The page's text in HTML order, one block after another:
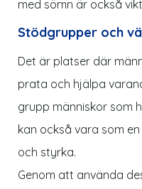
med sömn är också
Stödgrupper och
Det är platser där
prata och hjälpa
grupp människor som
kan också vara som
och styrka.
Genom att använda